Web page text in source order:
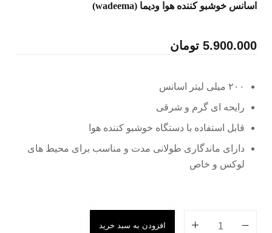
اسانس خوشبو کننده هوا ودیما (wadeema)
5.900.000 تومان
۲۰۰ میلی لیتر اسانس
رایحه ای گرم و شرقی
قابل استفاده با دستگاه خوشبو کننده هوا
دارای ماندگاری طولانی مدت و مناسب برای محیط های
لوکس و خاص
افزودن به سبد خرید